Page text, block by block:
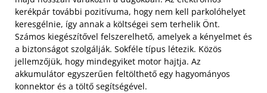
kerékpár további pozitívuma, hogy nem kell parkolóhelyet
keresgélnie, így annak a költségei sem terhelik Önt.
Számos kiegészítővel felszerelhető, amelyek a kényelmet és
a biztonságot szolgálják. Sokféle típus létezik. Közös
jellemzőjük, hogy mindegyiket motor hajtja. Az
akkumulátor egyszerűen feltölthető egy hagyományos
konnektor és a töltő segítségével.